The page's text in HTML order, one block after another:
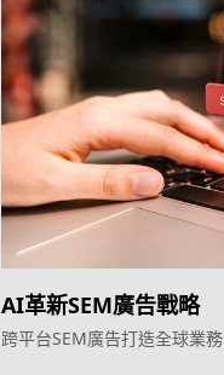
AI革新SEM廣告戰略
跨平台SEM廣告打造全球業務